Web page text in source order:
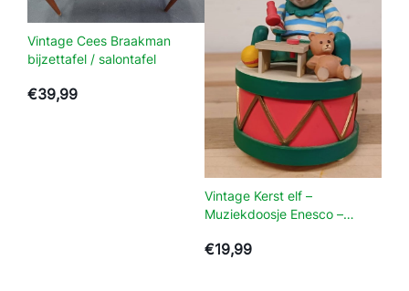
–
M
l
Vintage Cees Braakman
bijzettafel / salontafel
€39,99
Vintage Kerst elf –
Muziekdoosje Enesco –
€19,99